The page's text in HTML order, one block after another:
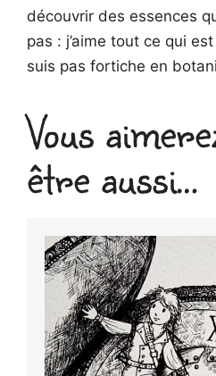
découvrir des essences
pas : j’aime tout ce qui
suis pas fortiche en
Vous
être aussi…